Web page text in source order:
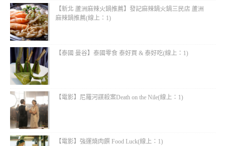
【新北 蘆洲麻辣火鍋推薦】發記麻辣鍋火鍋三民店 蘆洲
麻辣鍋推薦(線上：1)
【泰國 曼谷】泰國零食 泰好買 & 泰好吃(線上：1)
【電影】尼羅河謀殺案Death on the Nile(線上：1)
【電影】強運燒肉饌 Food Luck(線上：1)